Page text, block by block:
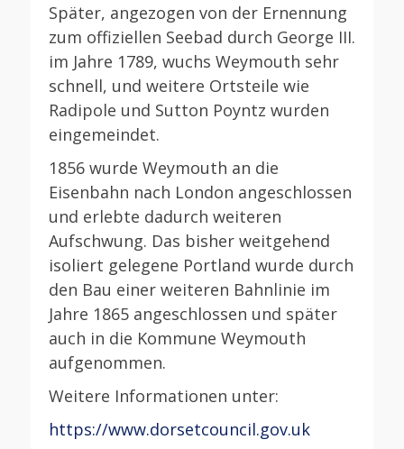
Später, angezogen von der Ernennung
zum offiziellen Seebad durch George III.
im Jahre 1789, wuchs Weymouth sehr
schnell, und weitere Ortsteile wie
Radipole und Sutton Poyntz wurden
eingemeindet.
1856 wurde Weymouth an die
Eisenbahn nach London angeschlossen
und erlebte dadurch weiteren
Aufschwung. Das bisher weitgehend
isoliert gelegene Portland wurde durch
den Bau einer weiteren Bahnlinie im
Jahre 1865 angeschlossen und später
auch in die Kommune Weymouth
aufgenommen.
Weitere Informationen unter:
https://www.dorsetcouncil.gov.uk